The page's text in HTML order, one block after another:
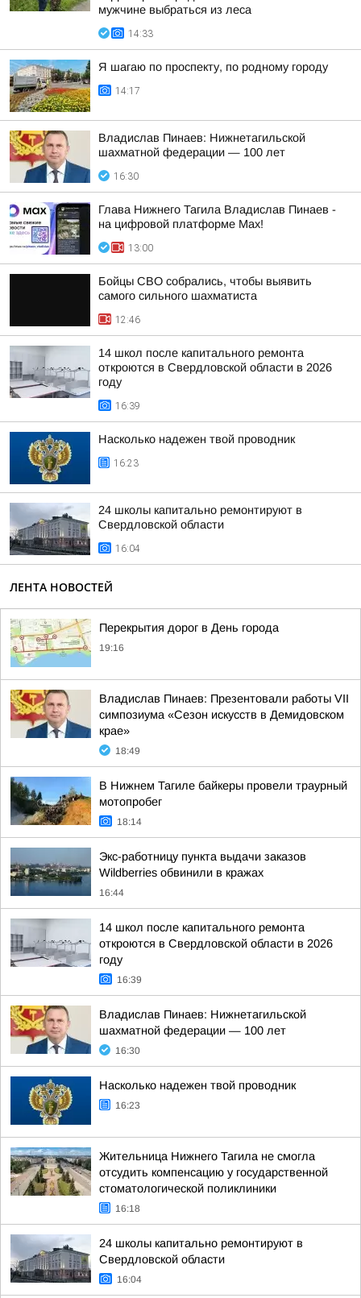
мужчине выбраться из леса
14:33
Я шагаю по проспекту, по родному городу
14:17
Владислав Пинаев: Нижнетагильской
шахматной федерации — 100 лет
16:30
Глава Нижнего Тагила Владислав Пинаев -
на цифровой платформе Max!
13:00
Бойцы СВО собрались, чтобы выявить
самого сильного шахматиста
12:46
14 школ после капитального ремонта
откроются в Свердловской области в 2026
году
16:39
Насколько надежен твой проводник
16:23
24 школы капитально ремонтируют в
Свердловской области
16:04
ЛЕНТА НОВОСТЕЙ
Перекрытия дорог в День города
19:16
Владислав Пинаев: Презентовали работы VII
симпозиума «Сезон искусств в Демидовском
крае»
18:49
В Нижнем Тагиле байкеры провели траурный
мотопробег
18:14
Экс-работницу пункта выдачи заказов
Wildberries обвинили в кражах
16:44
14 школ после капитального ремонта
откроются в Свердловской области в 2026
году
16:39
Владислав Пинаев: Нижнетагильской
шахматной федерации — 100 лет
16:30
Насколько надежен твой проводник
16:23
Жительница Нижнего Тагила не смогла
отсудить компенсацию у государственной
стоматологической поликлиники
16:18
24 школы капитально ремонтируют в
Свердловской области
16:04